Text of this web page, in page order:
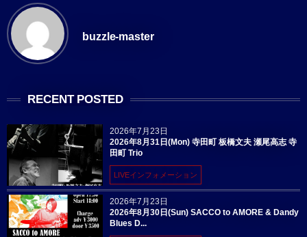
buzzle-master
RECENT POSTED
2026年7月23日
2026年8月31日(Mon) 寺田町 板橋文夫 瀬尾高志 寺
田町 Trio
LIVEインフォメーション
2026年7月23日
2026年8月30日(Sun) SACCO to AMORE & Dandy
Blues D...